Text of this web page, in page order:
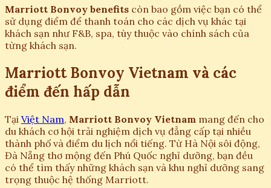
Marriott Bonvoy benefits còn bao gồm việc bạn có thể
sử dụng điểm để thanh toán cho các dịch vụ khác tại
khách sạn như F&B, spa, tùy thuộc vào chính sách của
từng khách sạn.
Marriott Bonvoy Vietnam và các
điểm đến hấp dẫn
Tại Việt Nam, Marriott Bonvoy Vietnam mang đến cho
du khách cơ hội trải nghiệm dịch vụ đẳng cấp tại nhiều
thành phố và điểm du lịch nổi tiếng. Từ Hà Nội sôi động,
Đà Nẵng thơ mộng đến Phú Quốc nghỉ dưỡng, bạn đều
có thể tìm thấy những khách sạn và khu nghỉ dưỡng sang
trọng thuộc hệ thống Marriott.